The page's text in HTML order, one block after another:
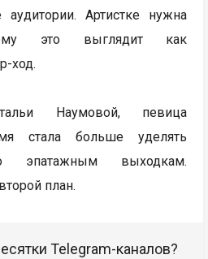
Артистке нужна
это выглядит как
ход.
Наумовой, певица
стала больше уделять
эпатажным выходкам.
план.
Telegram-каналов?